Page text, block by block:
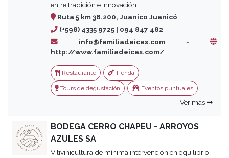
entre tradición e innovación.
Ruta 5 km 38.200, Juanico Juanicó
(+598) 4335 9725 | 094 847 482
info@familiadeicas.com-
http://www.familiadeicas.com/
Restaurante Tienda
Tours de degustación Eventos puntuales
Ver más
BODEGA CERRO CHAPEU - ARROYOS
AZULES SA
Vitivinicultura de mínima intervención en equilibrio